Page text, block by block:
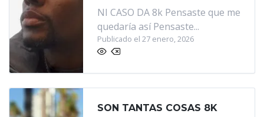
NI CASO DA 8k Pensaste que me
quedaría así Pensaste...
Publicado el 27 enero, 2026
SON TANTAS COSAS 8K